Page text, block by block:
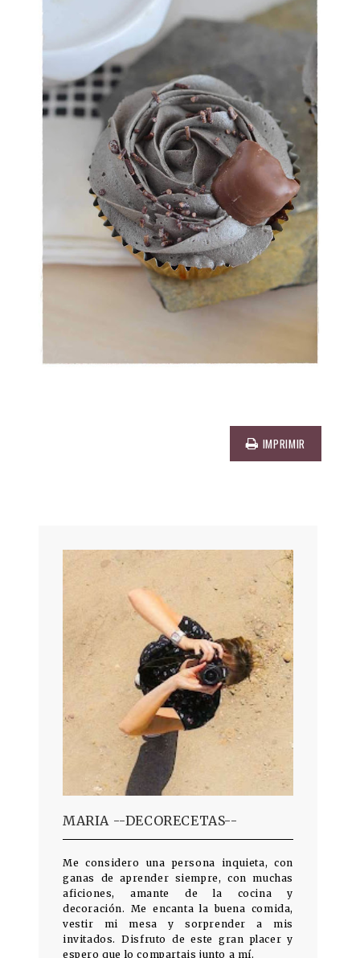
IMPRIMIR
MARIA --DECORECETAS--
Me considero una persona inquieta, con
ganas de aprender siempre, con muchas
aficiones, amante de la cocina y
decoración. Me encanta la buena comida,
vestir mi mesa y sorprender a mis
invitados. Disfruto de este gran placer y
espero que lo compartais junto a mí.